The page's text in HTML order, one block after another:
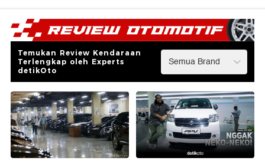
Temukan Review Kendaraan
Terlengkap oleh Experts
detikOto